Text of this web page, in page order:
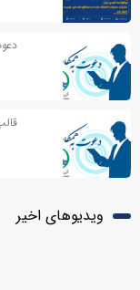
ویدیوهای اخیر